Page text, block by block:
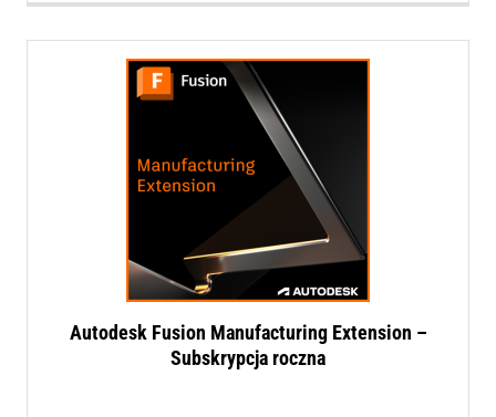
Autodesk Fusion Manufacturing Extension –
Subskrypcja roczna